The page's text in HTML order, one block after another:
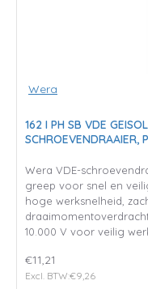
Wera
162 I PH SB VDE
SCHROEVENDRAAIER,
Wera VDE-
greep voor snel en
hoge werksnelheid,
10.000 V voor veilig
€11,21
Excl. BTW:€9,26